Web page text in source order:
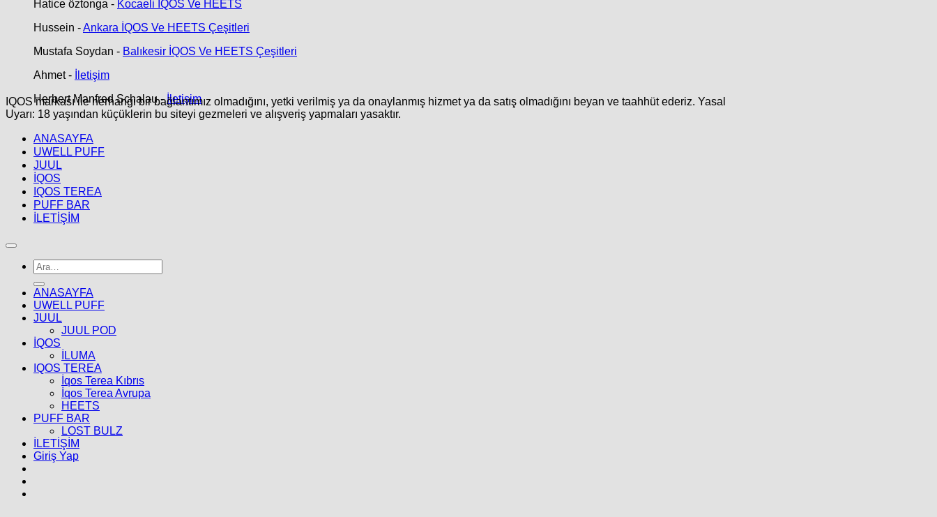
Hatice öztonga - Kocaeli İQOS Ve HEETS
Hussein -Ankara İQOS Ve HEETS Çeşitleri
Mustafa Soydan - Balıkesir İQOS Ve HEETS Çeşitleri
Ahmet-
İletişim
Herbert Manfred Schalau-İletişim
IQOS markası ile herhangi bir bağlantımız olmadığını, yetki verilmiş ya da onaylanmış hizmet ya da satış olmadığını beyan ve taahhüt ederiz. Yasal
Uyarı: 18 yaşından küçüklerin bu siteyi gezmeleri ve alışveriş yapmaları yasaktır.
ANASAYFA
UWELL PUFF
JUUL
İQOS
IQOS TEREA
PUFF BAR
İLETİŞİM
Ara:
ANASAYFA
UWELL PUFF
JUUL
JUUL POD
İQOS
İLUMA
IQOS TEREA
İqos Terea Kıbrıs
İqos Terea Avrupa
HEETS
PUFF BAR
LOST BULZ
İLETİŞİM
Giriş Yap